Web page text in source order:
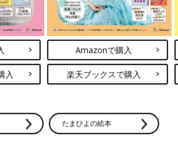
入
Amazonで購入
楽天ブックスで購入
たまひよの絵本